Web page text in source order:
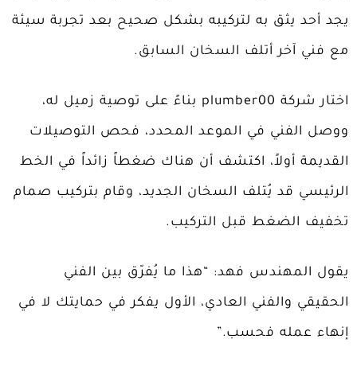
يجد أحد يثق به لتركيبه بشكل صحيح بعد تجربة سيئة
مع فني آخر أتلف السخان السابق.
اختار شركة plumber00 بناءً على توصية زميل له،
ووصل الفني في الموعد المحدد، فحص التوصيلات
القديمة أولاً، اكتشف أن هناك ضغطاً زائداً في الخط
الرئيسي قد يُتلف السخان الجديد، وقام بتركيب صمام
تخفيف الضغط قبل التركيب.
يقول المهندس فهد: “هذا ما يُفرّق بين الفني
الحقيقي والفني العادي، الأول يفكر في حمايتك لا في
إنهاء عمله فحسب.”